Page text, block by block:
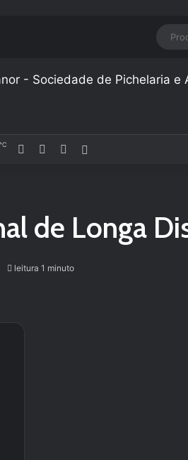
℃ FacebookYouTubeInstagram
de Longa
leitura 1 minuto